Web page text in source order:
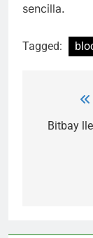
sencilla.
Tagged:
Bitbay